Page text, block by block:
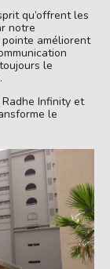
qu’offrent les
notre
améliorent
le
Infinity et
le